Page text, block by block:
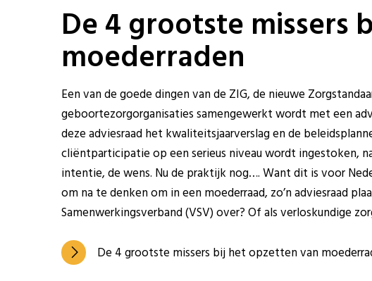
De 4 grootste missers
moederraden
Een van de goede dingen van de ZIG, de nieuwe
geboortezorgorganisaties samengewerkt wordt met een
deze adviesraad het kwaliteitsjaarverslag en de
cliëntparticipatie op een serieus niveau wordt ingestoken,
intentie, de wens. Nu de praktijk nog…. Want dit is voor
om na te denken om in een moederraad, zo’n adviesraad
Samenwerkingsverband (VSV) over? Of als verloskundige
De 4 grootste missers bij het opzetten van